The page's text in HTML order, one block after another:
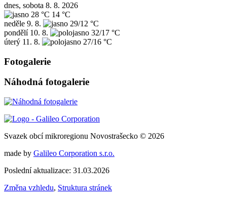
dnes, sobota 8. 8. 2026
28 °C 14 °C
neděle 9. 8.
29/12 °C
pondělí 10. 8.
32/17 °C
úterý 11. 8. 27/16 °C
Fotogalerie
Náhodná fotogalerie
Svazek obcí mikroregionu Novostrašecko © 2026
made by Galileo Corporation s.r.o.
Poslední aktualizace: 31.03.2026
Změna vzhledu, Struktura stránek